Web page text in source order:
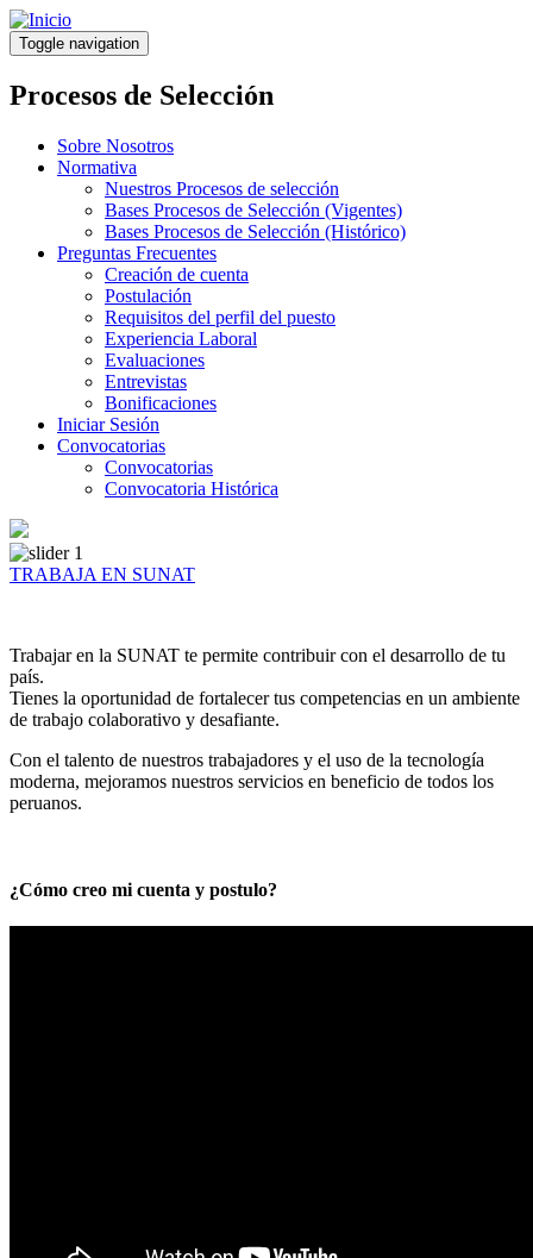
Pasar
al
contenido
principal
Toggle navigation
Procesos de Selección
Sobre Nosotros
Normativa
Nuestros Procesos de selección
Bases Procesos de Selección (Vigentes)
Bases Procesos de Selección (Histórico)
Preguntas Frecuentes
Creación de cuenta
Postulación
Requisitos del perfil del puesto
Experiencia Laboral
Evaluaciones
Entrevistas
Bonificaciones
Iniciar Sesión
Convocatorias
Convocatorias
Convocatoria Histórica
TRABAJA EN SUNAT
Trabajar en la SUNAT te permite contribuir con el desarrollo de tu
país.
Tienes la oportunidad de fortalecer tus competencias en un ambiente
de trabajo colaborativo y desafiante.
Con el talento de nuestros trabajadores y el uso de la tecnología
moderna, mejoramos nuestros servicios en beneficio de todos los
peruanos.
¿Cómo creo mi cuenta y postulo?